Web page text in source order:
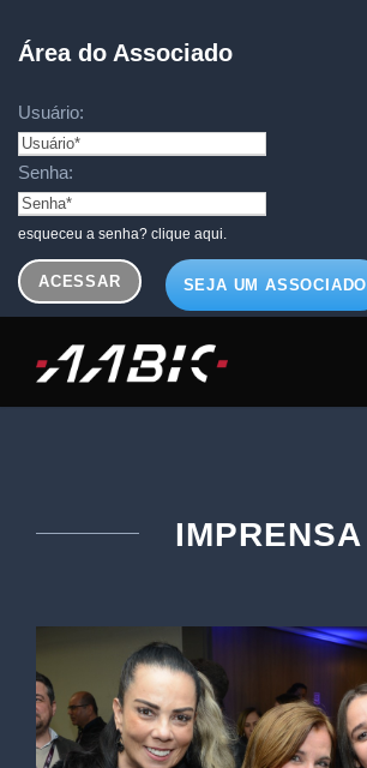
Área do Associado
Usuário:
Senha:
esqueceu a senha? clique aqui.
SEJA UM ASSOCIADO
IMPRENSA